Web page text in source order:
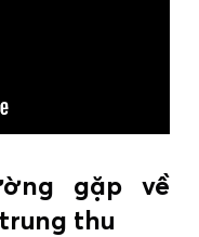
gặp về
thu